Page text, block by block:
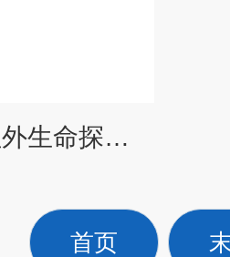
TH-HWSM1红外生命探测仪
首页